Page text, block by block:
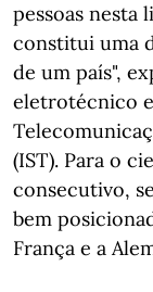
pessoas nesta
constitui uma
de um país",
eletrotécnico
(IST). Para o
consecutivo,
bem
França e a